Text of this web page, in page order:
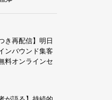
き再配信】明日
ンバウンド集客
料オンラインセ